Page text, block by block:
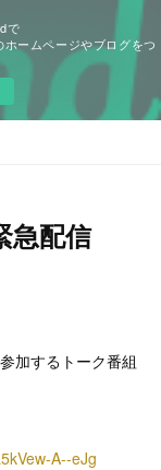
で
ホームページやブログをつ
急配信
加するトーク番組
A--eJg